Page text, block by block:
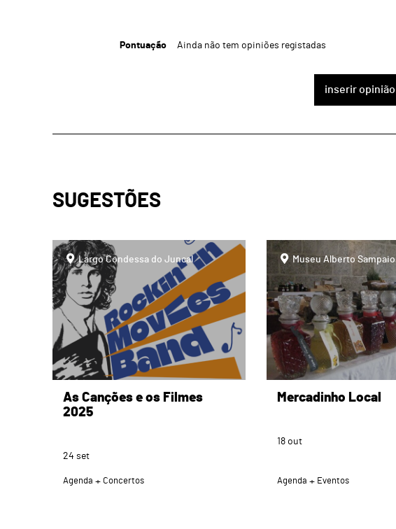
Pontuação Ainda não tem opiniões registadas
inserir opinião
SUGESTÕES
pageLargo Condessa do Juncal
As Canções e os Filmes
2025
24 set
Agenda Concertos
pageMuseu Alberto Sampaio
Mercadinho Local
18 out
Agenda Eventos